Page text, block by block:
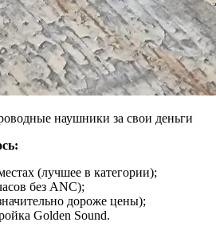
наушники за свои деньги
(лучшее в категории);
без ANC);
дороже цены);
Golden Sound.